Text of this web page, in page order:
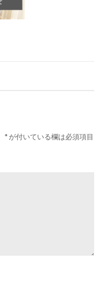
*が付いている欄は必須項目